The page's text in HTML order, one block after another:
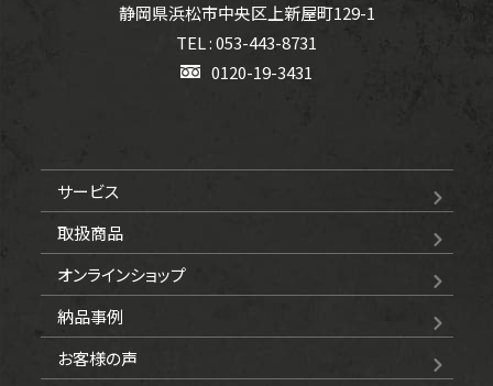
静岡県浜松市中央区上新屋町129-1
TEL : 053-443-8731
0120-19-3431
サービス
取扱商品
オンラインショップ
納品事例
お客様の声